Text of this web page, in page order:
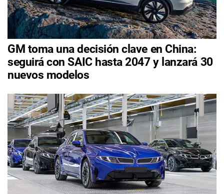
GM toma una decisión clave en China:
seguirá con SAIC hasta 2047 y lanzará 30
nuevos modelos